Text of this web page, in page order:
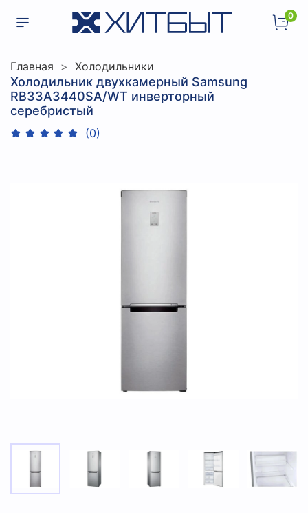
0
Главная Холодильники
Холодильник двухкамерный Samsung
RB33A3440SA/WT инверторный
серебристый
(0)